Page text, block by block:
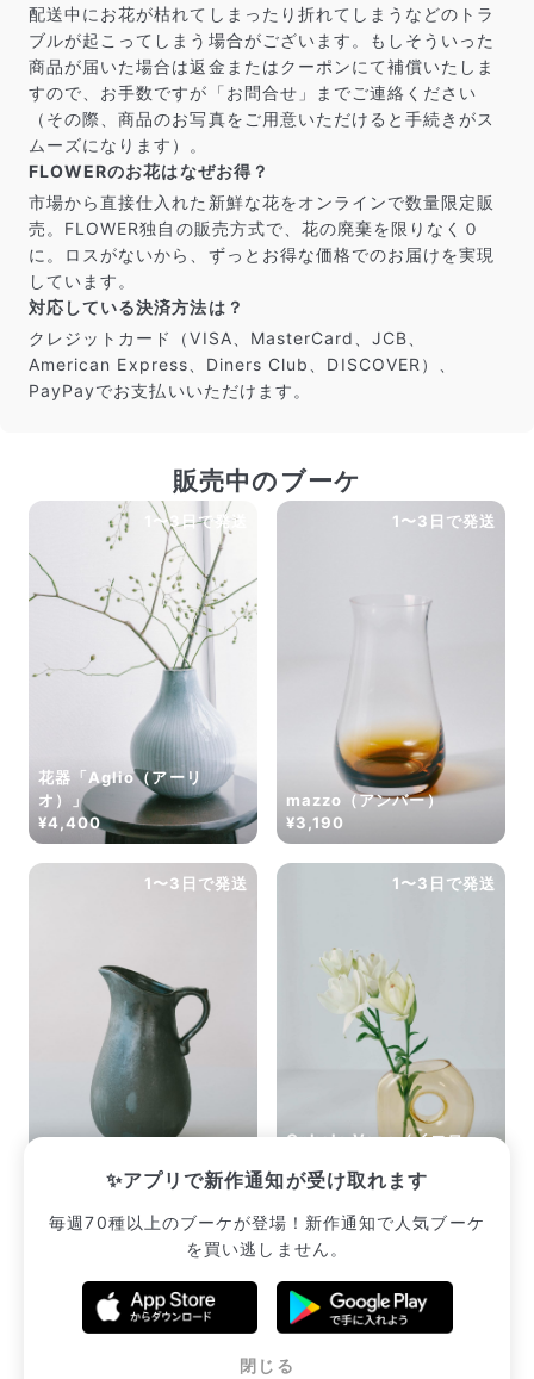
配送中にお花が枯れてしまったり折れてしまうなどのトラ
ブルが起こってしまう場合がございます。もしそういった
商品が届いた場合は返金またはクーポンにて補償いたしま
すので、お手数ですが「お問合せ」までご連絡ください
（その際、商品のお写真をご用意いただけると手続きがス
ムーズになります）。
FLOWERのお花はなぜお得？
市場から直接仕入れた新鮮な花をオンラインで数量限定販
売。FLOWER独自の販売方式で、花の廃棄を限りなく０
に。ロスがないから、ずっとお得な価格でのお届けを実現
しています。
対応している決済方法は？
クレジットカード（VISA、MasterCard、JCB、
American Express、Diners Club、DISCOVER）、
PayPayでお支払いいただけます。
✨アプリで新作通知が受け取れます
毎週70種以上のブーケが登場！新作通知で人気ブーケ
を買い逃しません。
閉じる
販売中のブーケ
1〜3日で発送
花器「Aglio（アーリ
オ）」
¥4,400
1〜3日で発送
mazzo（アンバー）
¥3,190
1〜3日で発送 1〜3日で発送
Onkalo Vase（イエロ
¥3,960
販売中のブーケ一覧へ